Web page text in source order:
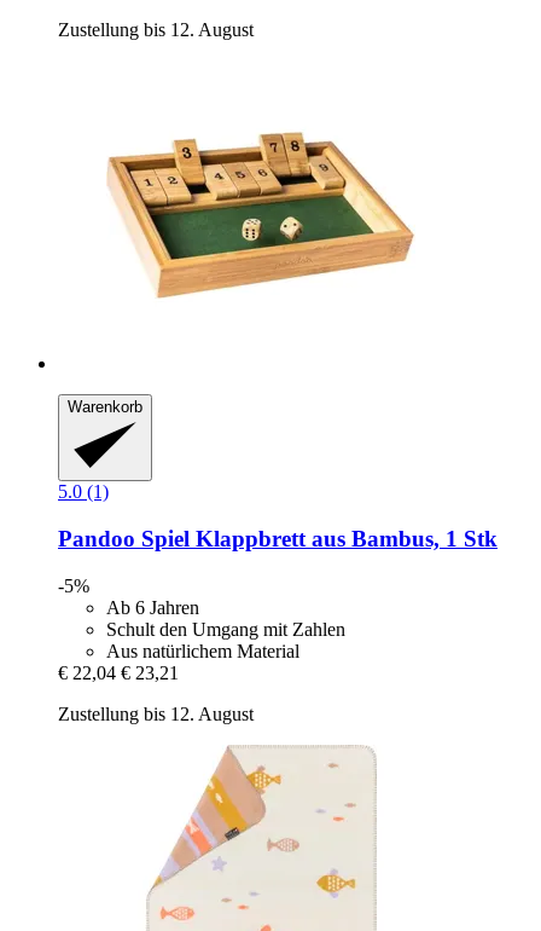
Zustellung bis 12. August
Warenkorb
5.0 (1)
Pandoo Spiel Klappbrett aus Bambus, 1 Stk
-5%
Ab 6 Jahren
Schult den Umgang mit Zahlen
Aus natürlichem Material
€ 22,04 € 23,21
Zustellung bis 12. August